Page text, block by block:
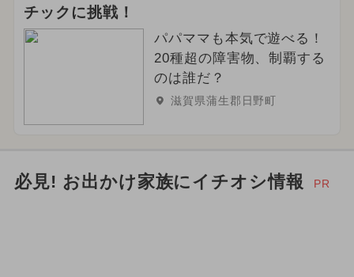
チックに挑戦！
パパママも本気で遊べる！
20種超の障害物、制覇する
のは誰だ？
滋賀県蒲生郡日野町
必見! お出かけ家族にイチオシ情報 PR